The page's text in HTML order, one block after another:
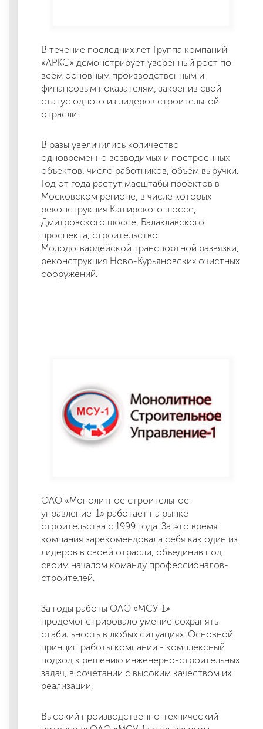
В течение последних лет Группа компаний
«АРКС» демонстрирует уверенный рост по
всем основным производственным и
финансовым показателям, закрепив свой
статус одного из лидеров строительной
отрасли.
В разы увеличились количество
одновременно возводимых и построенных
объектов, число работников, объём выручки.
Год от года растут масштабы проектов в
Московском регионе, в числе которых
реконструкция Каширского шоссе,
Дмитровского шоссе, Балаклавского
проспекта, строительство
Молодогвардейской транспортной развязки,
реконструкция Ново-Курьяновских очистных
сооружений.
ОАО «Монолитное строительное
управление-1» работает на рынке
строительства с 1999 года. За это время
компания зарекомендовала себя как один из
лидеров в своей отрасли, объединив под
своим началом команду профессионалов-
строителей.
За годы работы ОАО «МСУ-1»
продемонстрировало умение сохранять
стабильность в любых ситуациях. Основной
принцип работы компании - комплексный
подход к решению инженерно-строительных
задач, в сочетании с высоким качеством их
реализации.
Высокий производственно-технический